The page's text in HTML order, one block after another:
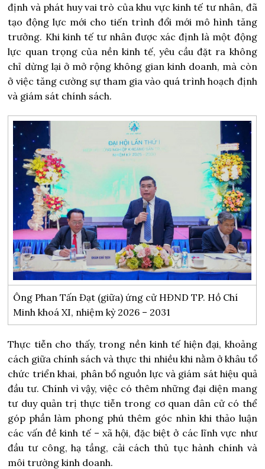
định và phát huy vai trò của khu vực kinh tế tư nhân, đã
tạo động lực mới cho tiến trình đổi mới mô hình tăng
trưởng. Khi kinh tế tư nhân được xác định là một động
lực quan trọng của nền kinh tế, yêu cầu đặt ra không
chỉ dừng lại ở mở rộng không gian kinh doanh, mà còn
ở việc tăng cường sự tham gia vào quá trình hoạch định
và giám sát chính sách.
Ông Phan Tấn Đạt (giữa) ứng cử HĐND TP. Hồ Chí
Minh khoá XI, nhiệm kỳ 2026 – 2031
Thực tiễn cho thấy, trong nền kinh tế hiện đại, khoảng
cách giữa chính sách và thực thi nhiều khi nằm ở khâu tổ
chức triển khai, phân bổ nguồn lực và giám sát hiệu quả
đầu tư. Chính vì vậy, việc có thêm những đại diện mang
tư duy quản trị thực tiễn trong cơ quan dân cử có thể
góp phần làm phong phú thêm góc nhìn khi thảo luận
các vấn đề kinh tế – xã hội, đặc biệt ở các lĩnh vực như
đầu tư công, hạ tầng, cải cách thủ tục hành chính và
môi trường kinh doanh.